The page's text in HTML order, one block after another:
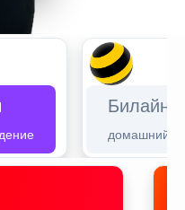
Билайн
домашний